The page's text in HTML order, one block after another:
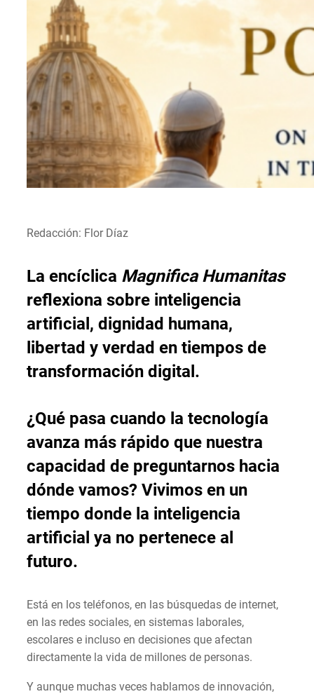
Redacción: Flor Díaz
La encíclica Magnifica Humanitas
reflexiona sobre inteligencia
artificial, dignidad humana,
libertad y verdad en tiempos de
transformación digital.
¿Qué pasa cuando la tecnología
avanza más rápido que nuestra
capacidad de preguntarnos hacia
dónde vamos? Vivimos en un
tiempo donde la inteligencia
artificial ya no pertenece al
futuro.
Está en los teléfonos, en las búsquedas de internet,
en las redes sociales, en sistemas laborales,
escolares e incluso en decisiones que afectan
directamente la vida de millones de personas.
Y aunque muchas veces hablamos de innovación,